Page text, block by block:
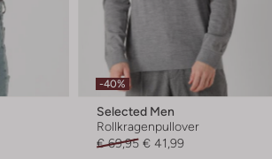
-40%
Selected Men
Rollkragenpullover
€ 69,95 € 41,99